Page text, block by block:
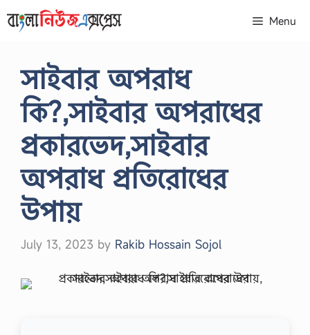
to
Menu
সাইবার অপরাধ
কি?,সাইবার অপরাধের
প্রকারভেদ,সাইবার
অপরাধ প্রতিরোধের
উপায়
July 13, 2023 by Rakib Hossain Sojol